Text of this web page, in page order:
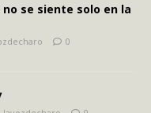
se siente solo en la
0